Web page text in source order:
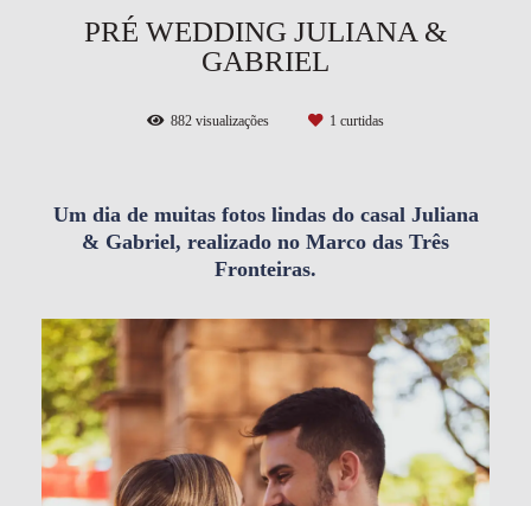
PRÉ WEDDING JULIANA &
GABRIEL
882 visualizações 1 curtidas
Um dia de muitas fotos lindas do casal Juliana
& Gabriel, realizado no Marco das Três
Fronteiras.